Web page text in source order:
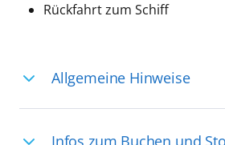
Rückfahrt zum Schiff
Allgemeine Hinweise
Infos zum Buchen und